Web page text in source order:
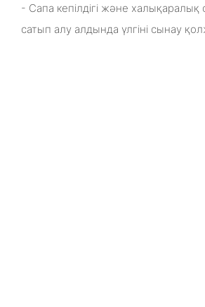
- Сапа кепілдігі және
сатып алу алдында үлгіні сынау